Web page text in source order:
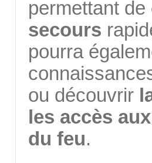
permettant de
secours
pourra
ou découvrir
les accès
du feu.